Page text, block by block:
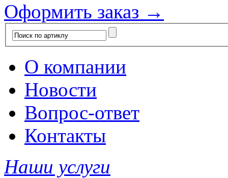
Оформить заказ →
О компании
Новости
Вопрос-ответ
Контакты
Наши услуги